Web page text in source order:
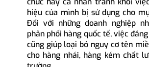
hiệu của mình bị sử dụng cho
Đối với những doanh nghiệp
phân phối hàng quốc tế, việc
cũng giúp loại bỏ nguy cơ tên
cho hàng nhái, hàng kém chất